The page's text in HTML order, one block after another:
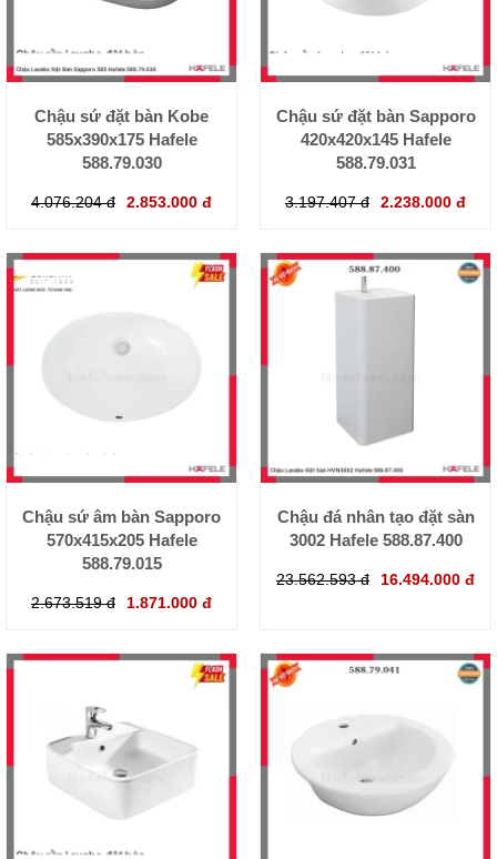
Chậu sứ đặt bàn Kobe
585x390x175 Hafele
588.79.030
4.076.204 đ 2.853.000 đ
Chậu sứ đặt bàn Sapporo
420x420x145 Hafele
588.79.031
3.197.407 đ 2.238.000 đ
Chậu sứ âm bàn Sapporo
570x415x205 Hafele
588.79.015
2.673.519 đ 1.871.000 đ
Chậu đá nhân tạo đặt sàn
3002 Hafele 588.87.400
23.562.593 đ 16.494.000 đ